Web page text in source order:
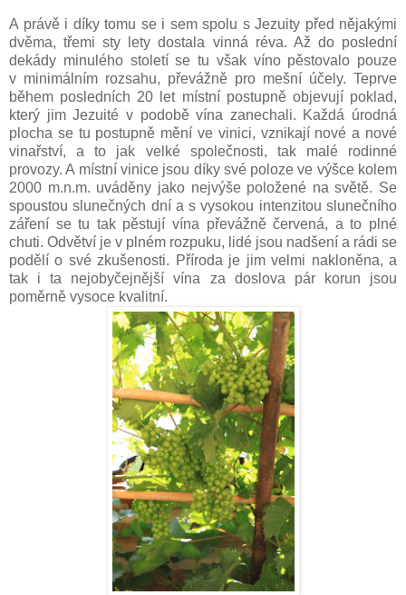
A právě i díky tomu se i sem spolu s Jezuity před nějakými
dvěma, třemi sty lety dostala vinná réva. Až do poslední
dekády minulého století se tu však víno pěstovalo pouze
v minimálním rozsahu, převážně pro mešní účely. Teprve
během posledních 20 let místní postupně objevují poklad,
který jim Jezuité v podobě vína zanechali. Každá úrodná
plocha se tu postupně mění ve vinici, vznikají nové a nové
vinařství, a to jak velké společnosti, tak malé rodinné
provozy. A místní vinice jsou díky své poloze ve výšce kolem
2000 m.n.m. uváděny jako nejvýše položené na světě. Se
spoustou slunečných dní a s vysokou intenzitou slunečního
záření se tu tak pěstují vína převážně červená, a to plné
chuti. Odvětví je v plném rozpuku, lidé jsou nadšení a rádi se
podělí o své zkušenosti. Příroda je jim velmi nakloněna, a
tak i ta nejobyčejnější vína za doslova pár korun jsou
poměrně vysoce kvalitní.